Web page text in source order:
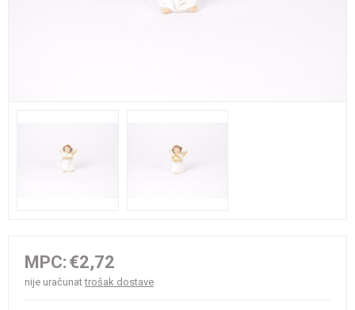
MPC: €2,72
nije uračunattrošak dostave